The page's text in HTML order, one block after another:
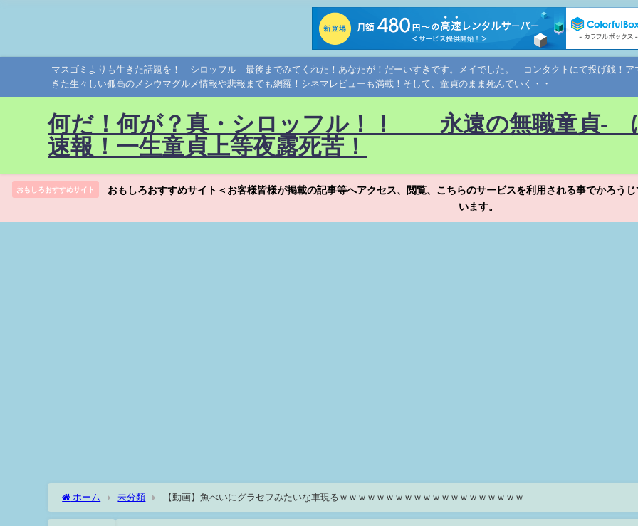
マスゴミよりも生きた話題を！ シロッフル 最後までみてくれた！あなたが！だーいすきです。メイでした。 コンタクトにて投げ銭！
きた生々しい孤高のメシウマグルメ情報や悲報までも網羅！シネマレビューも満載！そして、童貞のまま死んでいく・・
何だ！何が？真・シロッフル！！ 永遠の無職童貞-
速報！一生童貞上等夜露死苦！
おもしろおすすめサイト
おもしろおすすめサイト＜お客様皆様が掲載の記事等へアクセス、閲覧、こちらのサービスを利用される事でかろう
います。
ホーム 未分類 【動画】魚べいにグラセフみたいな車現るｗｗｗｗｗｗｗｗｗｗｗｗｗｗｗｗｗｗｗｗ